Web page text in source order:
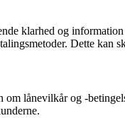
klarhed og
Dette kan
lånevilkår og -